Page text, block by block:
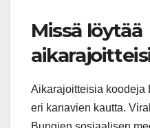
Missä löytää
Aikarajoitteisia koodeja
eri kanavien kautta.